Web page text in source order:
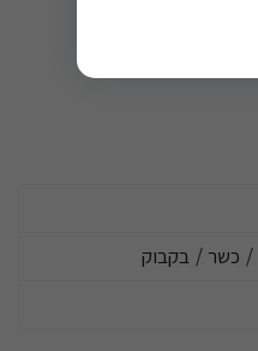
/ כשר / בקבוק